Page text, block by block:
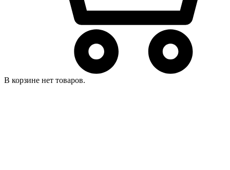
В корзине нет товаров.